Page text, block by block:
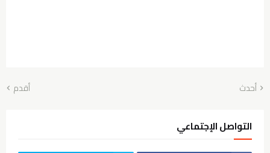
أحدث أقدم
التواصل الإجتماعي